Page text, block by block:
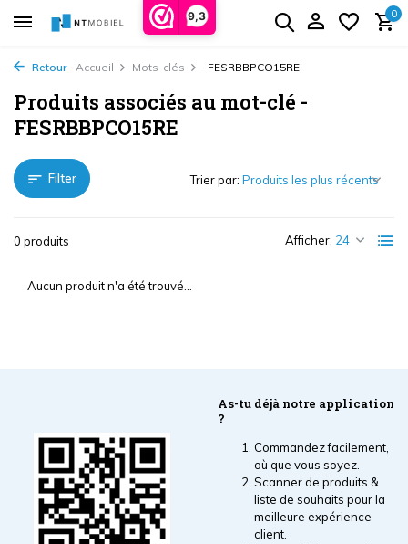
9,3 0
Retour Accueil Mots-clés -FESRBBPCO15RE
Produits associés au mot-clé -
FESRBBPCO15RE
Filter
0 produits Afficher:
Trier par:
Aucun produit n'a été trouvé...
As-tu déjà notre application
?
Commandez facilement,
où que vous soyez.
Scanner de produits &
liste de souhaits pour la
meilleure expérience
client.